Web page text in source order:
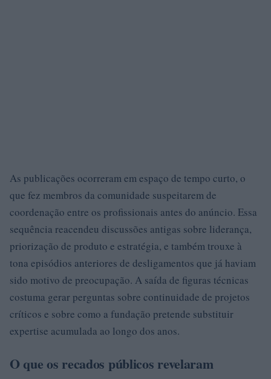
As publicações ocorreram em espaço de tempo curto, o
que fez membros da comunidade suspeitarem de
coordenação entre os profissionais antes do anúncio. Essa
sequência reacendeu discussões antigas sobre liderança,
priorização de produto e estratégia, e também trouxe à
tona episódios anteriores de desligamentos que já haviam
sido motivo de preocupação. A saída de figuras técnicas
costuma gerar perguntas sobre continuidade de projetos
críticos e sobre como a fundação pretende substituir
expertise acumulada ao longo dos anos.
O que os recados públicos revelaram